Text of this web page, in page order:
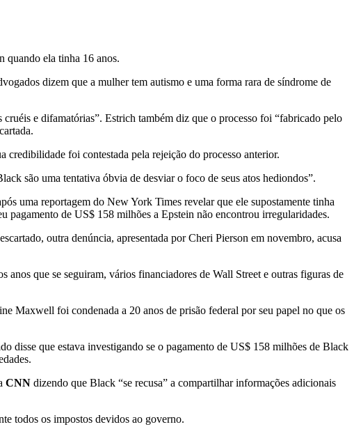
quando ela tinha 16 anos.
dizem que a mulher tem autismo e uma forma rara de síndrome de
e difamatórias”. Estrich também diz que o processo foi “fabricado pelo
foi contestada pela rejeição do processo anterior.
são uma tentativa óbvia de desviar o foco de seus atos hediondos”.
uma reportagem do New York Times revelar que ele supostamente tinha
pagamento de US$ 158 milhões a Epstein não encontrou irregularidades.
outra denúncia, apresentada por Cheri Pierson em novembro, acusa
que se seguiram, vários financiadores de Wall Street e outras figuras de
Maxwell foi condenada a 20 anos de prisão federal por seu papel no que os
disse que estava investigando se o pagamento de US$ 158 milhões de Black
CNN dizendo que Black “se recusa” a compartilhar informações adicionais
todos os impostos devidos ao governo.